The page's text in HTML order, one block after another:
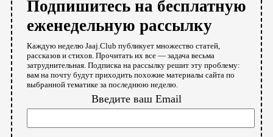
Подпишитесь на бесплатную
еженедельную рассылку
Каждую неделю Jaaj.Club публикует множество статей,
рассказов и стихов. Прочитать их все — задача весьма
затруднительная. Подписка на рассылку решит эту проблему:
вам на почту будут приходить похожие материалы сайта по
выбранной тематике за последнюю неделю.
Введите ваш Email